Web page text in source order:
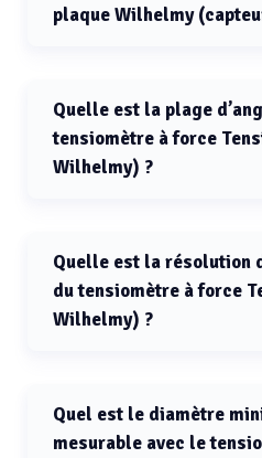
plaque Wilhelmy
FS1101 est de 0.002 mN/m.
Quelle est la plage
tensiomètre à force
Wilhelmy) ?
Quelle est la résolution
du tensiomètre à force
Wilhelmy) ?
Quel est le diamètre
mesurable avec le